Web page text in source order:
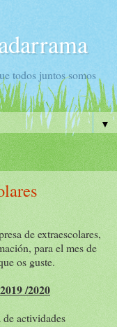
todos juntos somos
▼
de extraescolares,
para el mes de
os guste.
/2020
actividades